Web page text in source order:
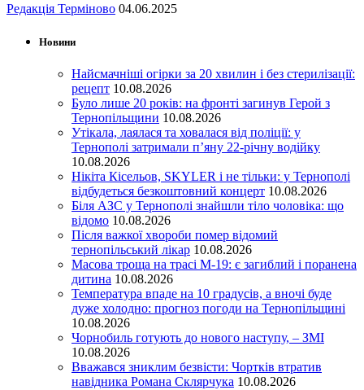
Редакція Терміново 04.06.2025
Новини
Найсмачніші огірки за 20 хвилин і без стерилізації:
рецепт 10.08.2026
Було лише 20 років: на фронті загинув Герой з
Тернопільщини 10.08.2026
Утікала, лаялася та ховалася від поліції: у
Тернополі затримали п’яну 22-річну водійку
10.08.2026
Нікіта Кісельов, SKYLER і не тільки: у Тернополі
відбудеться безкоштовний концерт 10.08.2026
Біля АЗС у Тернополі знайшли тіло чоловіка: що
відомо 10.08.2026
Після важкої хвороби помер відомий
тернопільський лікар 10.08.2026
Масова троща на трасі М-19: є загиблий і поранена
дитина 10.08.2026
Температура впаде на 10 градусів, а вночі буде
дуже холодно: прогноз погоди на Тернопільщині
10.08.2026
Чорнобиль готують до нового наступу, – ЗМІ
10.08.2026
Вважався зниклим безвісти: Чортків втратив
навідника Романа Склярчука 10.08.2026